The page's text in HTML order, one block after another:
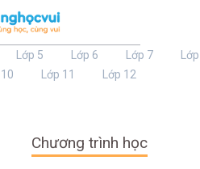
Lớp 5 Lớp 6 Lớp 7
Lớp
Lớp 11 Lớp 12
Chương trình học